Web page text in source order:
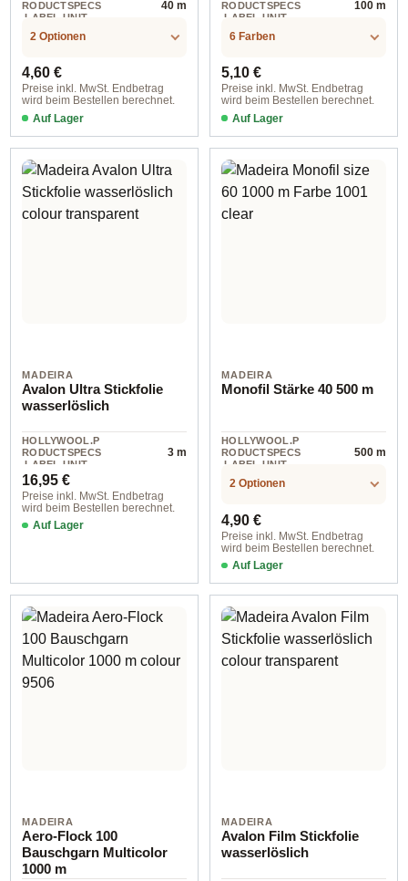
RODUCTSPECS
.LABEL.UNIT
40 m
2 Optionen
Regulärer Preis:
4,60 €
Preise inkl. MwSt. Endbetrag
wird beim Bestellen berechnet.
Auf Lager
RODUCTSPECS
.LABEL.UNIT
100 m
6 Farben
Regulärer Preis:
5,10 €
Preise inkl. MwSt. Endbetrag
wird beim Bestellen berechnet.
Auf Lager
525
MADEIRA
Avalon Ultra Stickfolie
wasserlöslich
HOLLYWOOL.P
RODUCTSPECS
.LABEL.UNIT
3 m
Regulärer Preis:
16,95 €
Preise inkl. MwSt. Endbetrag
wird beim Bestellen berechnet.
Auf Lager
MADEIRA
Monofil Stärke 40 500 m
HOLLYWOOL.P
RODUCTSPECS
.LABEL.UNIT
500 m
2 Optionen
Regulärer Preis:
4,90 €
Preise inkl. MwSt. Endbetrag
wird beim Bestellen berechnet.
Auf Lager
MADEIRA
Aero-Flock 100
Bauschgarn Multicolor
1000 m
MADEIRA
Avalon Film Stickfolie
wasserlöslich